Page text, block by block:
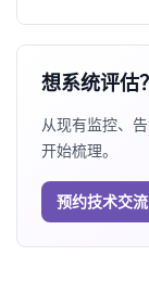
想系统评估？
从现有监控、
开始梳理。
预约技术交流